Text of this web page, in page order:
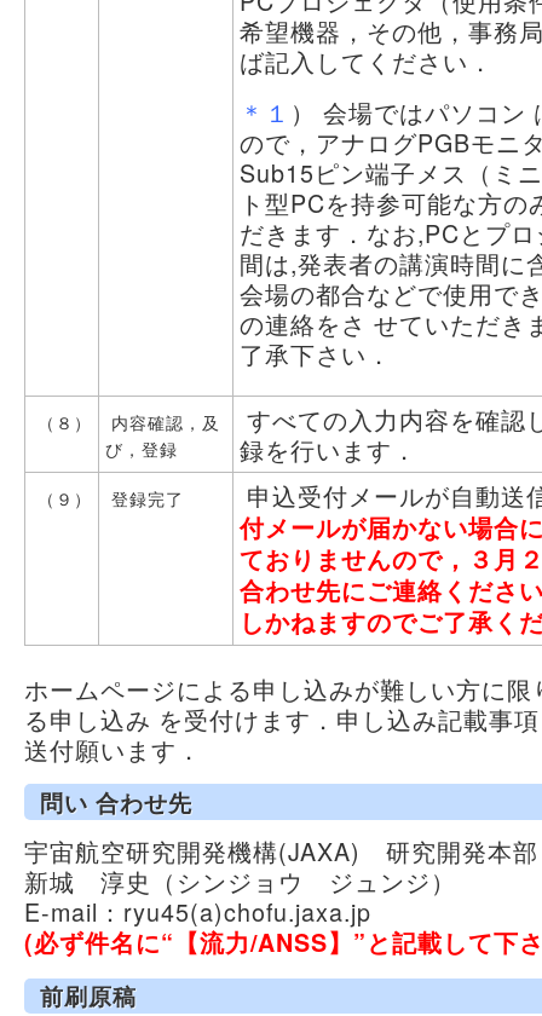
希望機器，その他，事務
ば記入してください．
＊１ ） 会場ではパソコン
ので，アナログPGBモニ
Sub15ピン端子メス（ミ
ト型PCを持参可能な方
だきます．なお,PCとプ
間は,発表者の講演時間に
会場の都合などで使用で
の連絡をさ せていただき
了承下さい．
（８）
内容確認，及
び，登録
すべての入力内容を確認
録を行います．
（９） 登録完了 申込受付メールが自動送
付メールが届かない場合
ておりませんので，３月
合わせ先にご連絡くださ
しかねますのでご了承く
ホームページによる申し込みが難しい方に
る申し込み を受付けます．申し込み記載事
送付願います．
問い 合わせ先
宇宙航空研究開発機構(JAXA) 研究開発本
新城 淳史（シンジョウ ジュンジ）
E-mail：ryu45(a)chofu.jaxa.jp
(必ず件名に“【流力/ANSS】”と記載して下
前刷原稿